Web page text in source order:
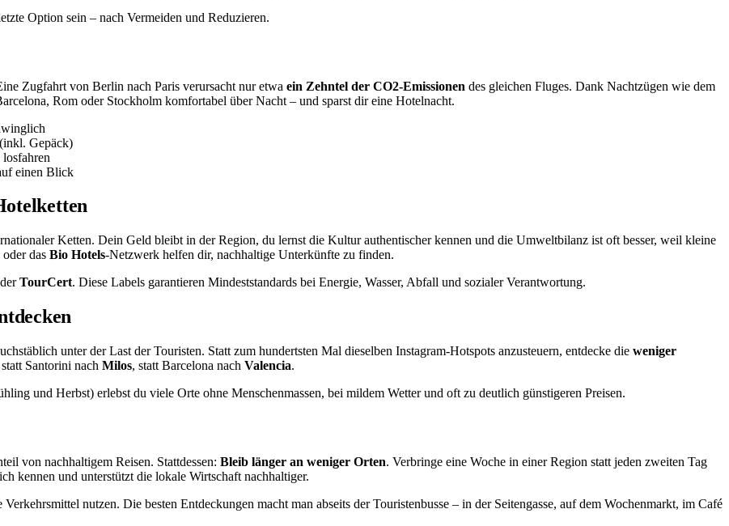
Option sein – nach Vermeiden und Reduzieren.
Zugfahrt von Berlin nach Paris verursacht nur etwa ein Zehntel der CO2-Emissionen des gleichen Fluges. Dank Nachtzügen wie dem
Rom oder Stockholm komfortabel über Nacht – und sparst dir eine Hotelnacht.
Gepäck)
einen Blick
Ketten. Dein Geld bleibt in der Region, du lernst die Kultur authentischer kennen und die Umweltbilanz ist oft besser, weil kleine
oder das Bio Hotels-Netzwerk helfen dir, nachhaltige Unterkünfte zu finden.
TourCert. Diese Labels garantieren Mindeststandards bei Energie, Wasser, Abfall und sozialer Verantwortung.
unter der Last der Touristen. Statt zum hundertsten Mal dieselben Instagram-Hotspots anzusteuern, entdecke die weniger
Santorini nach Milos, statt Barcelona nach Valencia.
und Herbst) erlebst du viele Orte ohne Menschenmassen, bei mildem Wetter und oft zu deutlich günstigeren Preisen.
von nachhaltigem Reisen. Stattdessen: Bleib länger an weniger Orten. Verbringe eine Woche in einer Region statt jeden zweiten Tag
kennen und unterstützt die lokale Wirtschaft nachhaltiger.
nutzen. Die besten Entdeckungen macht man abseits der Touristenbusse – in der Seitengasse, auf dem Wochenmarkt, im Café